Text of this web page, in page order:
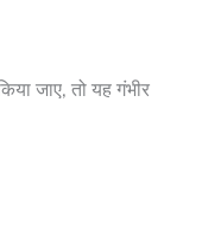
जाए, तो यह गंभीर